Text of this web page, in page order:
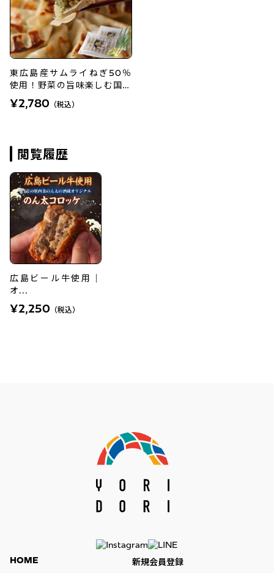
東広島産サムライねぎ50％
使用！野菜の旨味楽しむ国産
ねぎ餃子
¥2,780 （税込）
閲覧履歴
広島ビール牛使用｜
オ...
¥2,250 （税込）
HOME 新規会員登録